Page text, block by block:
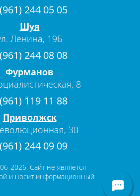
244 05 05
Шуя
Ленина, 19Б
244 08 08
Фурманов
8
119 11 88
Приволжск
30
244 09 09
2026. Сайт не является
и носит информационный